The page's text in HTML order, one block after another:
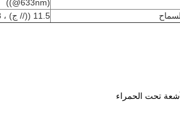
((@633nm)
11.5 ((// ج) ، 9.3 (((ج)